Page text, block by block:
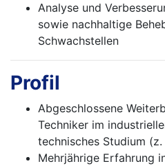
Analyse und
sowie nachhaltige
Schwachstellen
Profil
Abgeschlossene
Techniker im
technisches Studium (z.
Mehrjährige Erfahrung